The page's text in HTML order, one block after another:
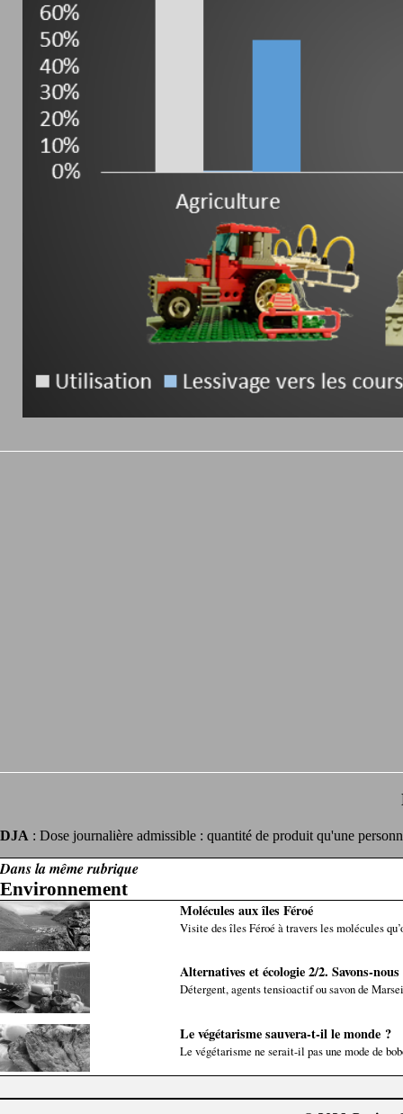
DJA : Dose journalière admissible : quantité de produit qu'une
Dans la même rubrique
Environnement
Molécules aux îles Féroé
Visite des îles Féroé à travers les molécules
Alternatives et écologie 2/2. Savons-
Détergent, agents tensioactif ou savon de
Le végétarisme sauvera-t-il le monde ?
Le végétarisme ne serait-il pas une mode de